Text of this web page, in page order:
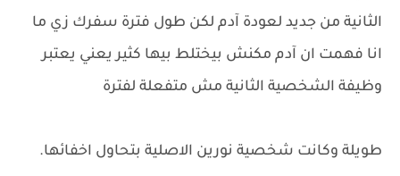
الثانية من جديد لعودة آدم لكن طول فترة سفرك زي ما
انا فهمت ان آدم مكنش بيختلط بيها كثير يعني يعتبر
وظيفة الشخصية الثانية مش متفعلة لفترة
طويلة وكانت شخصية نورين الاصلية بتحاول اخفائها.